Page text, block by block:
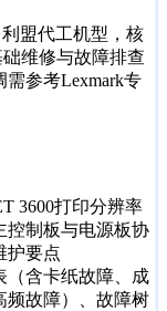
利盟代工机型，核
维修与故障排查
参考Lexmark专
3600打印分辨率
控制板与电源板协
护要点
（含卡纸故障、成
频故障）、故障树